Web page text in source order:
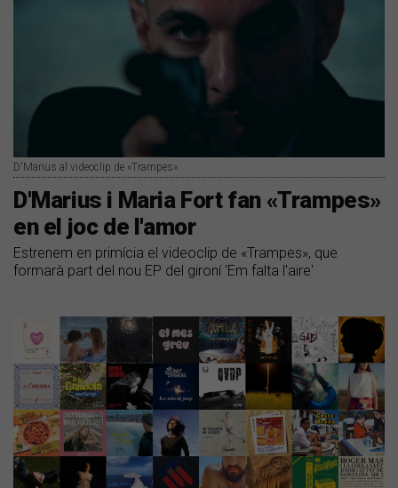
D'Marius al videoclip de «Trampes»
D'Marius i Maria Fort fan «Trampes»
en el joc de l'amor
Estrenem en primícia el videoclip de «Trampes», que
formarà part del nou EP del gironí 'Em falta l'aire'